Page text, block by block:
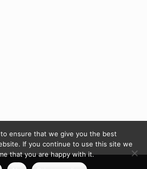
ensure that we give you the best
If you continue to use this site we
that you are happy with it.